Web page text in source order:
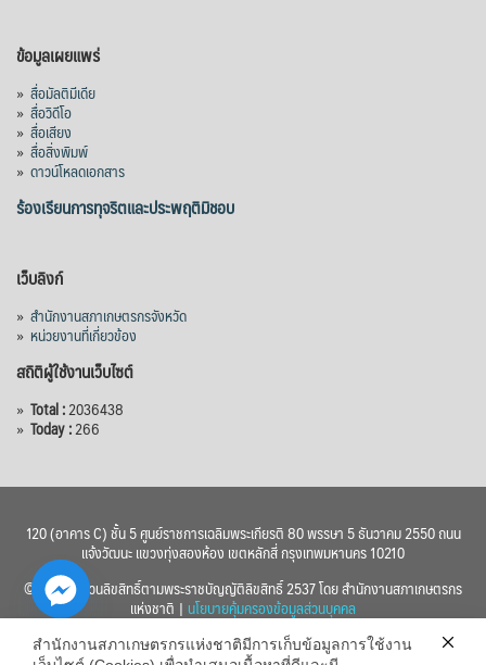
ข้อมูลเผยแพร่
» สื่อมัลติมีเดีย
» สื่อวิดีโอ
» สื่อเสียง
» สื่อสิ่งพิมพ์
» ดาวน์โหลดเอกสาร
ร้องเรียนการทุจริตและประพฤติมิชอบ
เว็บลิงก์
» สำนักงานสภาเกษตรกรจังหวัด
» หน่วยงานที่เกี่ยวข้อง
สถิติผู้ใช้งานเว็บไซต์
» Total :2036438
» Today :266
120 (อาคาร C) ชั้น 5 ศูนย์ราชการเฉลิมพระเกียรติ 80 พรรษา 5 ธันวาคม 2550 ถนน
แจ้งวัฒนะ แขวงทุ่งสองห้อง เขตหลักสี่ กรุงเทพมหานคร 10210
© 2560 สงวนลิขสิทธิ์ตามพระราชบัญญัติลิขสิทธิ์ 2537 โดย สำนักงานสภาเกษตรกร
แห่งชาติ | นโยบายคุ้มครองข้อมูลส่วนบุคคล
สำนักงานสภาเกษตรกรแห่งชาติมีการเก็บข้อมูลการใช้งาน